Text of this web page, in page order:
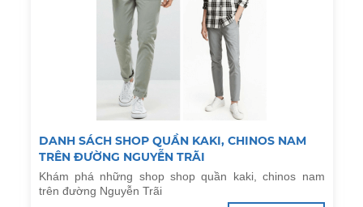
DANH SÁCH SHOP QUẦN KAKI, CHINOS NAM
TRÊN ĐƯỜNG NGUYỄN TRÃI
Khám phá những shop shop quần kaki, chinos nam
trên đường Nguyễn Trãi